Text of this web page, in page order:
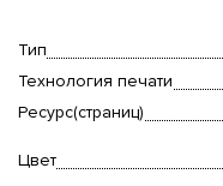
Тип
Технология печати
Ресурс(страниц)
Цвет